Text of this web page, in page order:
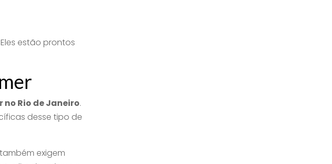
estão prontos
Rio de Janeiro.
desse tipo de
exigem